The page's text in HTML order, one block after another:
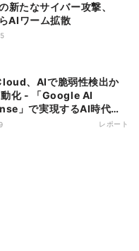
たなサイバー攻撃、
AIワーム拡散
動化 - 「Google AI
」で実現するAI時代の
レポート